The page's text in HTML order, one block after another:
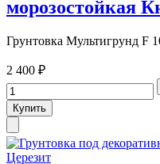
морозостойкая
Грунтовка Мультигрунд F
2 400 ₽